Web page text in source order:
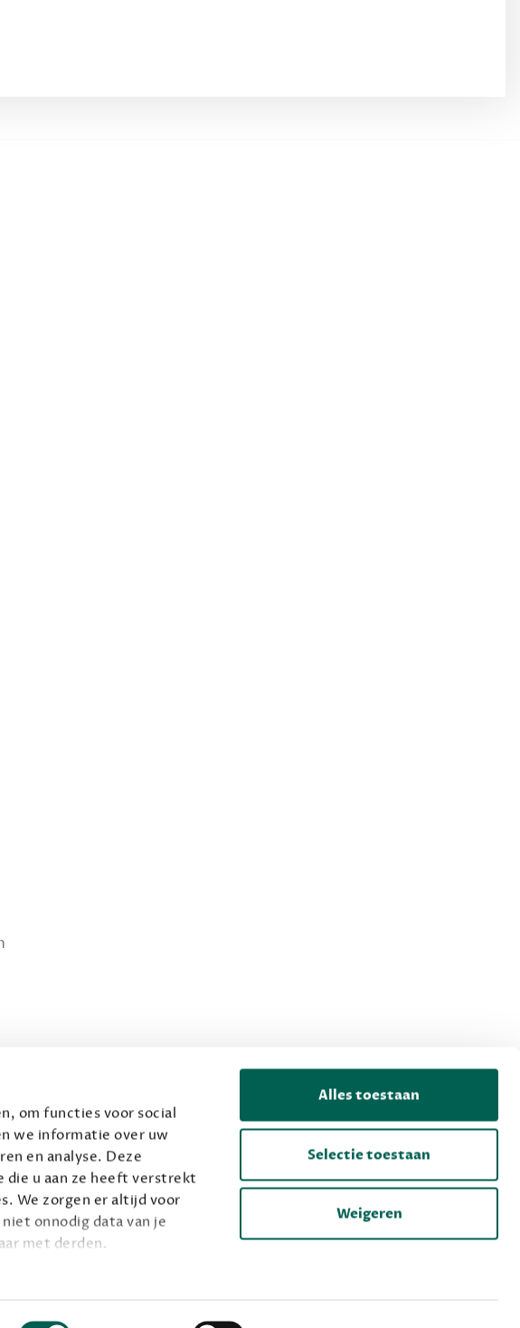
om functies voor social
we informatie over uw
en analyse. Deze
die u aan ze heeft verstrekt
We zorgen er altijd voor
onnodig data van je
met derden.
Alles toestaan
Selectie toestaan
Weigeren